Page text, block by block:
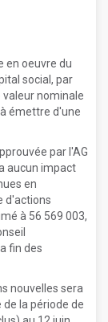
en oeuvre du
social, par
nominale
émettre d'une
par l'AG
aucun impact
en
d'actions
à 56 569 003,
fin des
nouvelles sera
la période de